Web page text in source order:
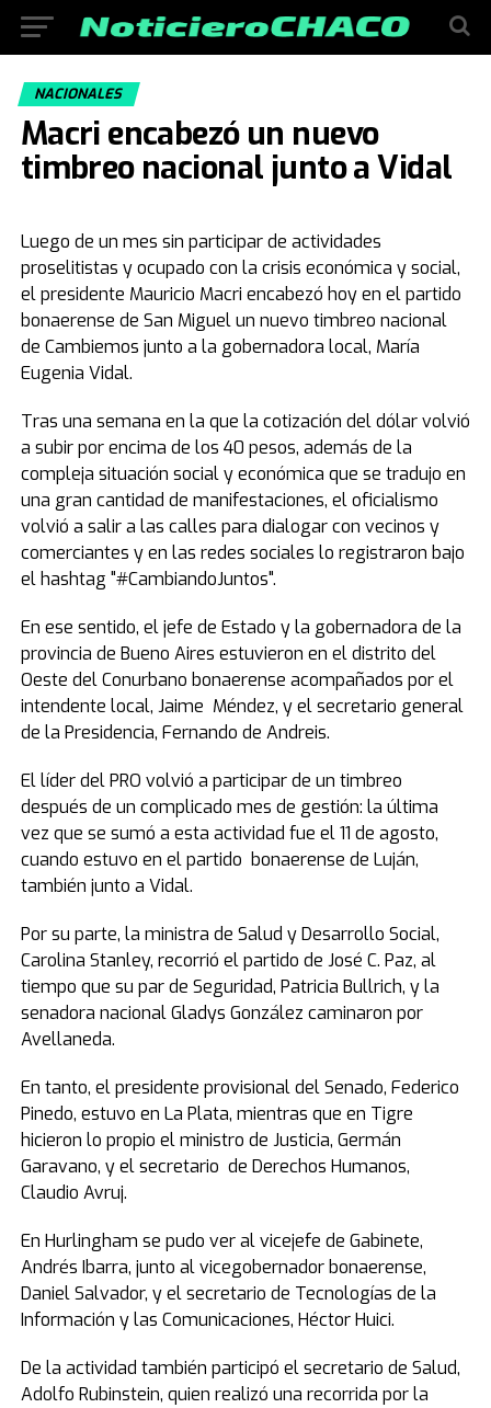
NACIONALES
Macri encabezó un nuevo
timbreo nacional junto a Vidal
Luego de un mes sin participar de actividades
proselitistas y ocupado con la crisis económica y social,
el presidente Mauricio Macri encabezó hoy en el partido
bonaerense de San Miguel un nuevo timbreo nacional
de Cambiemos junto a la gobernadora local, María
Eugenia Vidal.
Tras una semana en la que la cotización del dólar volvió
a subir por encima de los 40 pesos, además de la
compleja situación social y económica que se tradujo en
una gran cantidad de manifestaciones, el oficialismo
volvió a salir a las calles para dialogar con vecinos y
comerciantes y en las redes sociales lo registraron bajo
el hashtag "#CambiandoJuntos".
En ese sentido, el jefe de Estado y la gobernadora de la
provincia de Bueno Aires estuvieron en el distrito del
Oeste del Conurbano bonaerense acompañados por el
intendente local, Jaime Méndez, y el secretario general
de la Presidencia, Fernando de Andreis.
El líder del PRO volvió a participar de un timbreo
después de un complicado mes de gestión: la última
vez que se sumó a esta actividad fue el 11 de agosto,
cuando estuvo en el partido bonaerense de Luján,
también junto a Vidal.
Por su parte, la ministra de Salud y Desarrollo Social,
Carolina Stanley, recorrió el partido de José C. Paz, al
tiempo que su par de Seguridad, Patricia Bullrich, y la
senadora nacional Gladys González caminaron por
Avellaneda.
En tanto, el presidente provisional del Senado, Federico
Pinedo, estuvo en La Plata, mientras que en Tigre
hicieron lo propio el ministro de Justicia, Germán
Garavano, y el secretario de Derechos Humanos,
Claudio Avruj.
En Hurlingham se pudo ver al vicejefe de Gabinete,
Andrés Ibarra, junto al vicegobernador bonaerense,
Daniel Salvador, y el secretario de Tecnologías de la
Información y las Comunicaciones, Héctor Huici.
De la actividad también participó el secretario de Salud,
Adolfo Rubinstein, quien realizó una recorrida por la